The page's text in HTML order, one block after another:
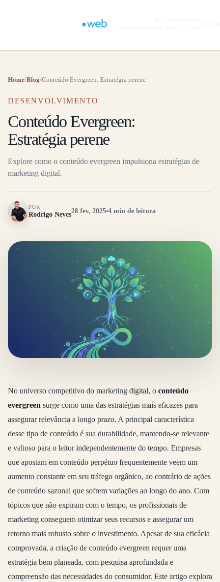
Home/Blog/Conteúdo Evergreen: Estratégia perene
DESENVOLVIMENTO
Conteúdo Evergreen:
Estratégia perene
Explore como o conteúdo evergreen impulsiona estratégias de
marketing digital.
POR
Rodrigo Neves28 fev, 2025 4 min de leitura
No universo competitivo do marketing digital, o conteúdo
evergreen surge como uma das estratégias mais eficazes para
assegurar relevância a longo prazo. A principal característica
desse tipo de conteúdo é sua durabilidade, mantendo-se relevante
e valioso para o leitor independentemente do tempo. Empresas
que apostam em conteúdo perpétuo frequentemente veem um
aumento constante em seu tráfego orgânico, ao contrário de ações
de conteúdo sazonal que sofrem variações ao longo do ano. Com
tópicos que não expiram com o tempo, os profissionais de
marketing conseguem otimizar seus recursos e assegurar um
retorno mais robusto sobre o investimento. Apesar de sua eficácia
comprovada, a criação de conteúdo evergreen requer uma
estratégia bem planeada, com pesquisa aprofundada e
compreensão das necessidades do consumidor. Este artigo explora